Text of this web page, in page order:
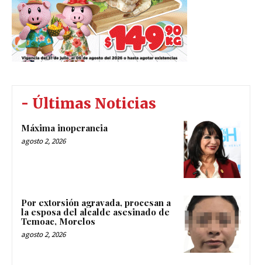
- Últimas Noticias
Máxima inoperancia
agosto 2, 2026
Por extorsión agravada, procesan a
la esposa del alcalde asesinado de
Temoac, Morelos
agosto 2, 2026